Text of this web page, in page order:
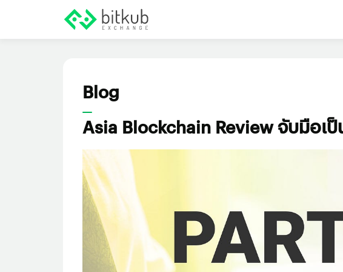
Blog
Asia Blockchain Review จับมือเ